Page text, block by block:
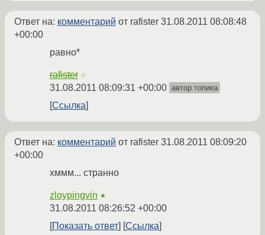
Ответ на: комментарий от rafister 31.08.2011 08:08:48
+00:00
равно*
rafister ☆
31.08.2011 08:09:31 +00:00 автор топика
Ссылка
Ответ на: комментарий от rafister 31.08.2011 08:09:20
+00:00
хммм... странно
zloypingvin ★
31.08.2011 08:26:52 +00:00
Показать ответ
Ссылка